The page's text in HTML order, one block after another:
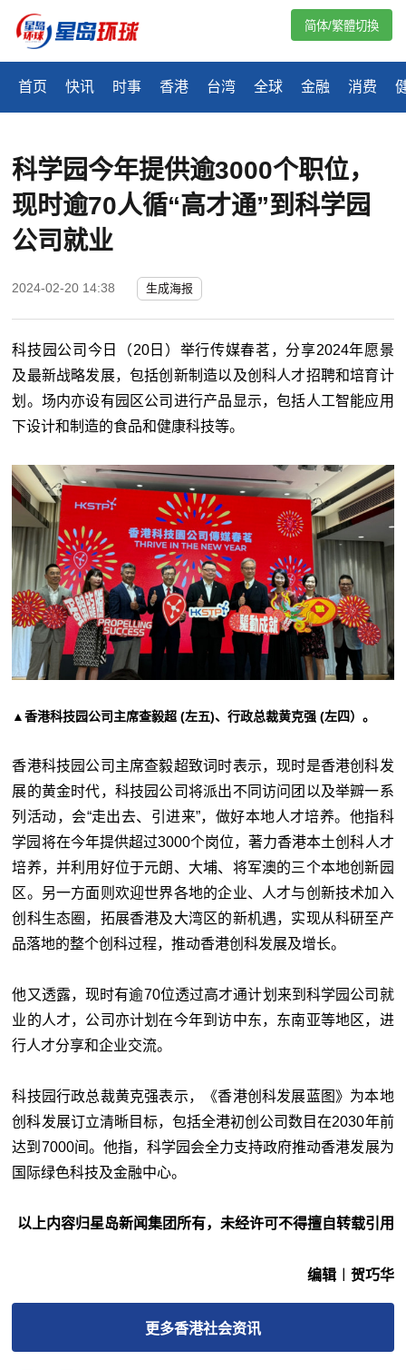
首页 快讯 时事 香港 台湾 全球 金融 消费
简体/繁體切換
科学园今年提供逾3000个职位，
现时逾70人循“高才通”到科学园
公司就业
2024-02-20 14:38 生成海报
科技园公司今日（20日）举行传媒春茗，分享2024年愿景
及最新战略发展，包括创新制造以及创科人才招聘和培育计
划。场内亦设有园区公司进行产品显示，包括人工智能应用
下设计和制造的食品和健康科技等。
▲香港科技园公司主席查毅超 (左五)、行政总裁黄克强 (左四）。
香港科技园公司主席查毅超致词时表示，现时是香港创科发
展的黄金时代，科技园公司将派出不同访问团以及举辧一系
列活动，会“走出去、引进来”，做好本地人才培养。他指科
学园将在今年提供超过3000个岗位，著力香港本土创科人才
培养，并利用好位于元朗、大埔、将军澳的三个本地创新园
区。另一方面则欢迎世界各地的企业、人才与创新技术加入
创科生态圈，拓展香港及大湾区的新机遇，实现从科研至产
品落地的整个创科过程，推动香港创科发展及增长。
他又透露，现时有逾70位透过高才通计划来到科学园公司就
业的人才，公司亦计划在今年到访中东，东南亚等地区，进
行人才分享和企业交流。
科技园行政总裁黄克强表示，《香港创科发展蓝图》为本地
创科发展订立清晰目标，包括全港初创公司数目在2030年前
达到7000间。他指，科学园会全力支持政府推动香港发展为
国际绿色科技及金融中心。
以上内容归星岛新闻集团所有，未经许可不得擅自转载引用
编辑︱贺巧华
更多香港社会资讯